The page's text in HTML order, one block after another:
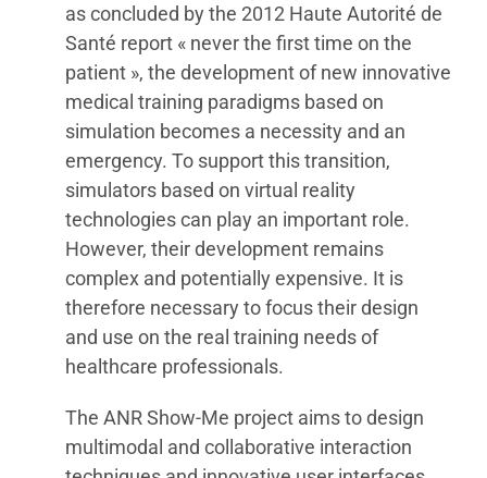
as concluded by the 2012 Haute Autorité de
Santé report « never the first time on the
patient », the development of new innovative
medical training paradigms based on
simulation becomes a necessity and an
emergency. To support this transition,
simulators based on virtual reality
technologies can play an important role.
However, their development remains
complex and potentially expensive. It is
therefore necessary to focus their design
and use on the real training needs of
healthcare professionals.
The ANR Show-Me project aims to design
multimodal and collaborative interaction